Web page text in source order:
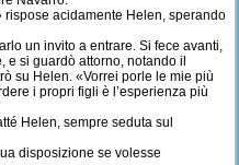
acidamente Helen, sperando
un invito a entrare. Si fece avanti,
si guardò attorno, notando il
su Helen. «Vorrei porle le mie più
i propri figli è l’esperienza più
Helen, sempre seduta sul
disposizione se volesse